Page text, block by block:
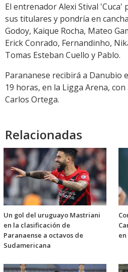
El entrenador Alexi Stival
sus titulares y pondría en
Godoy, Kaique Rocha, Mateo
Erick Conrado, Fernandinho,
Tomas Esteban Cuello y Pablo.
Parananese recibirá a Danubio
19 horas, en la Ligga Arena,
Carlos Ortega.
Relacionadas
Un gol del uruguayo Mastriani
en la clasificación de
Paranaense a octavos de
Sudamericana